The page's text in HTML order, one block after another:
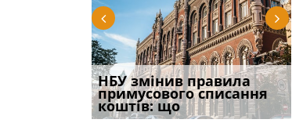
НБУ змінив правила
примусового списання
коштів: що
Водії можуть отримати
компенсацію за
незаконні дії